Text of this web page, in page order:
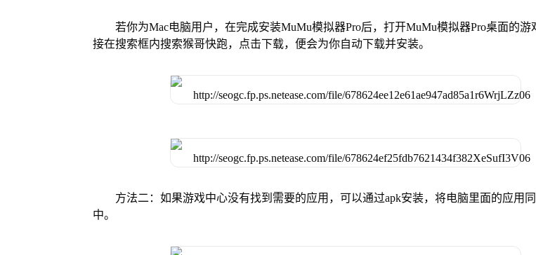
若你为Mac电脑用户，在完成安装MuMu模拟器Pro后，打开MuMu模拟器Pro桌面的游
接在搜索框内搜索猴哥快跑，点击下载，便会为你自动下载并安装。
方法二：如果游戏中心没有找到需要的应用，可以通过apk安装，将电脑里面的应用
中。